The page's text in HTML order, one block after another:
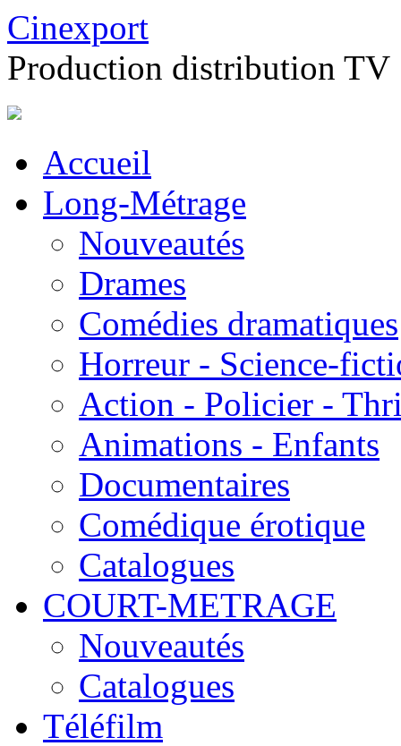
Cinexport
Production distribution TV
Accueil
Long-Métrage
Nouveautés
Drames
Comédies dramatiques
Horreur - Science-
Action - Policier -
Animations - Enfants
Documentaires
Comédique érotique
Catalogues
COURT-METRAGE
Nouveautés
Catalogues
Téléfilm